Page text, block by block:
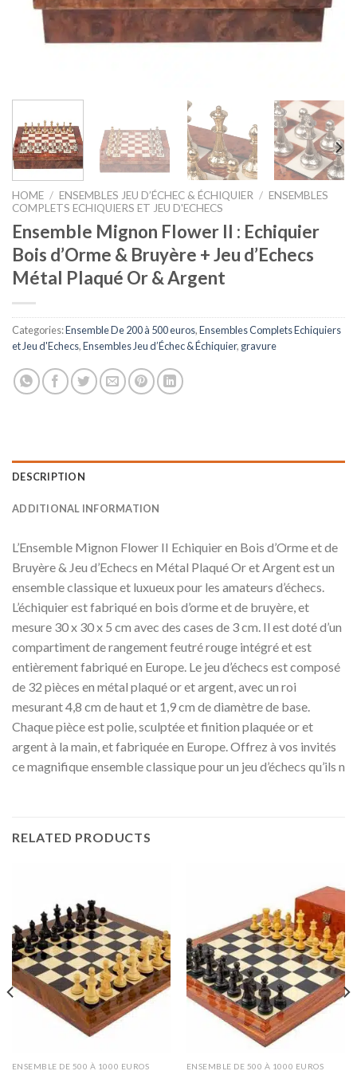
HOME / ENSEMBLES JEU D’ÉCHEC & ÉCHIQUIER / ENSEMBLES
COMPLETS ECHIQUIERS ET JEU D'ECHECS
Ensemble Mignon Flower II : Echiquier
Bois d’Orme & Bruyère + Jeu d’Echecs
Métal Plaqué Or & Argent
Categories:Ensemble De 200 à 500 euros,Ensembles Complets Echiquiers
et Jeu d'Echecs,Ensembles Jeu d’Échec & Échiquier, gravure
DESCRIPTION
ADDITIONAL INFORMATION
L’Ensemble Mignon Flower II Echiquier en Bois d’Orme et de
Bruyère & Jeu d’Echecs en Métal Plaqué Or et Argent est un
ensemble classique et luxueux pour les amateurs d’échecs.
L’échiquier est fabriqué en bois d’orme et de bruyère, et
mesure 30 x 30 x 5 cm avec des cases de 3 cm. Il est doté d’un
compartiment de rangement feutré rouge intégré et est
entièrement fabriqué en Europe. Le jeu d’échecs est composé
de 32 pièces en métal plaqué or et argent, avec un roi
mesurant 4,8 cm de haut et 1,9 cm de diamètre de base.
Chaque pièce est polie, sculptée et finition plaquée or et
argent à la main, et fabriquée en Europe. Offrez à vos invités
ce magnifique ensemble classique pour un jeu d’échecs qu’ils n
RELATED PRODUCTS
ENSEMBLE DE 500 À 1000 EUROS ENSEMBLE DE 500 À 1000 EUROS